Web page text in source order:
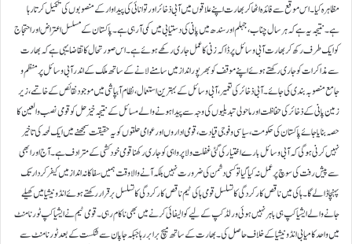
مظاہرہ کیا۔ اس موقع سے فائدہ اٹھا کر بھارت اپنے علاقوں میں آبی ذخائر اور توانائی کی پیدا وار کے منصوبوں کی تکمیل کرتا رہا
ہے۔ نتیجہ یہ ہے کہ ہر سال چناب، جہلم اور سندھ میں پانی کی دستیابی میں کمی آ رہی ہے۔ پاکستان کے مسلسل اعتراض اور احتجاج
کو ایک طرف رکھ کر بھارت آبی وسائل پر ڈاکہ زنی کا عمل جاری رکھے ہوئے ہے۔ اس صورتحال کا تقاضا یہی ہے کہ بھارت
سے مذاکرات کو جاری رکھتے ہوئے اپنے موقف کو بھر پور انداز میں سامنے لانے کے ساتھ ملک کے اندر آبی وسائل پر منظم و
جامع منصوبہ بندی کی جائے۔ آبی ذخائر کی تعمیر، آبی وسائل کے بہترین استعمال، نظام آبپاشی میں موجود نقائص کے خاتمے، زیر
زمین پانی کے ذخائر کی حفاظت اور ماحولی تبدیلیوں کی وجہ سے پیدا ہونے والے مسائل کے نتیجہ خیز حل کو قومی نصب و العین کا
حصہ بنایا جائے پاکستان کی حکومت، سیاسی و فوجی قیادت، قومی اداروں اور عوامی حلقوں کو یہ حقیقت سمجھنے میں ایک لمحہ کی تاخیر
نہیں کرنی ہو گی کہ آبی وسائل بارے اختیار کی گئی غفلت و لاپرواہی کو جاری رکھنا قومی خود کشی کے مترادف ہے۔ آج اور ابھی
سے پیش رفت کی سوچ پر عمل نہ کیا گیا تو کسی دشمن کی ضرورت نہیں بلکہ آنے والا وقت ہمیں سفاکانہ انداز میں کیفر کردار تک
پہنچا ڈالے گا۔ ہاکی میں ناقص کارکردگی کا تسلسل قومی ہاکی ٹیم ناقص کارکردگی کا تسلسل برقرار رکھتے ہوئے انڈونیشیا میں کھیلے
جانے والے ایشیا کپ ہی باہر نہیں ہوئی ورلڈ کپ کے لیے کوالیفائی کرنے میں بھی ناکام رہی۔ قومی ٹیم نے ایشیا کپ ٹورنامنٹ
میں واحد کامیابی انڈونیشیا کے خلاف حاصل کی۔ بھارت کے ساتھ میچ برابر رہا جبکہ جاپان سے شکست کے بعد ٹورنامنٹ سے